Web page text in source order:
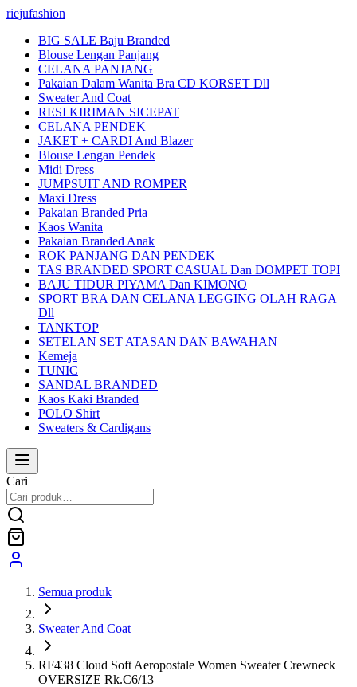
riejufashion
BIG SALE Baju Branded
Blouse Lengan Panjang
CELANA PANJANG
Pakaian Dalam Wanita Bra CD KORSET Dll
Sweater And Coat
RESI KIRIMAN SICEPAT
CELANA PENDEK
JAKET + CARDI And Blazer
Blouse Lengan Pendek
Midi Dress
JUMPSUIT AND ROMPER
Maxi Dress
Pakaian Branded Pria
Kaos Wanita
Pakaian Branded Anak
ROK PANJANG DAN PENDEK
TAS BRANDED SPORT CASUAL Dan DOMPET TOPI
BAJU TIDUR PIYAMA Dan KIMONO
SPORT BRA DAN CELANA LEGGING OLAH RAGA
Dll
TANKTOP
SETELAN SET ATASAN DAN BAWAHAN
Kemeja
TUNIC
SANDAL BRANDED
Kaos Kaki Branded
POLO Shirt
Sweaters & Cardigans
Cari
Semua produk
Sweater And Coat
RF438 Cloud Soft Aeropostale Women Sweater Crewneck
OVERSIZE Rk.C6/13